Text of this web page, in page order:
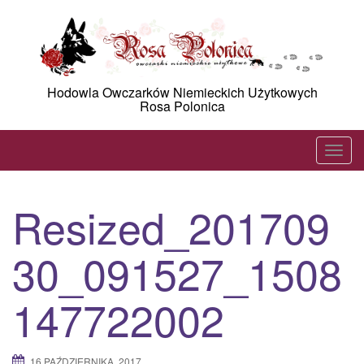
Hodowla Owczarków Niemieckich Użytkowych
Rosa Polonica
T
o
n
a
Resized_201709
30_091527_1508
147722002